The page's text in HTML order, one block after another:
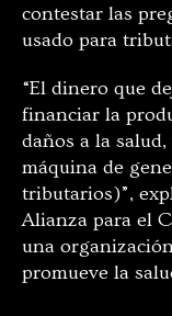
contestar las
usado para
“El dinero que
financiar la
daños a la
máquina de
tributarios)”,
Alianza para el
una
promueve la